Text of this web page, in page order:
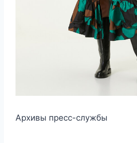
Архивы пресс-службы